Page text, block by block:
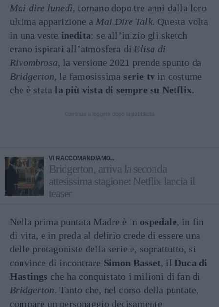
Mai dire lunedì, tornano dopo tre anni dalla loro
ultima apparizione a Mai Dire Talk. Questa volta
in una veste inedita: se all’inizio gli sketch
erano ispirati all’atmosfera di Elisa di
Rivombrosa, la versione 2021 prende spunto da
Bridgerton, la famosissima serie tv in costume
che è stata la più vista di sempre su Netflix.
VI RACCOMANDIAMO...
Bridgerton, arriva la seconda
attesissima stagione: Netflix lancia il
teaser
Nella prima puntata Madre è in ospedale, in fin
di vita, e in preda al delirio crede di essere una
delle protagoniste della serie e, soprattutto, si
convince di incontrare Simon Basset, il Duca di
Hastings che ha conquistato i milioni di fan di
Bridgerton. Tanto che, nel corso della puntate,
compare un personaggio decisamente